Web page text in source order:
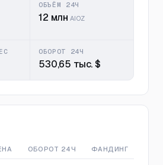
ОБЪЁМ 24Ч
12 млн AIOZ
ОБОРОТ 24Ч
530,65 тыс. $
ОБОРОТ 24Ч ФАНДИНГ